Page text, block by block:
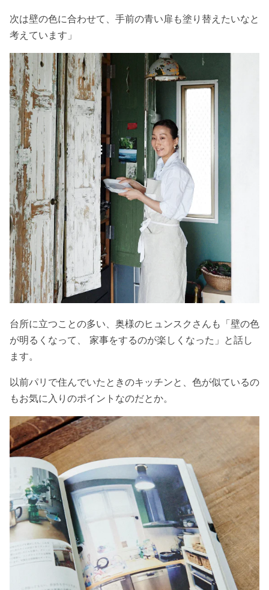
次は壁の色に合わせて、手前の青い扉も塗り替えたいなと
考えています」
台所に立つことの多い、奥様のヒュンスクさんも「壁の色
が明るくなって、 家事をするのが楽しくなった」と話し
ます。
以前パリで住んでいたときのキッチンと、色が似ているの
もお気に入りのポイントなのだとか。